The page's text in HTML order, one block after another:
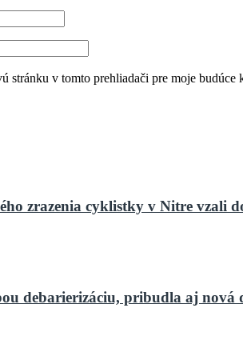
stránku v tomto prehliadači pre moje budúce
zrazenia cyklistky v Nitre vzali
debarierizáciu, pribudla aj nová